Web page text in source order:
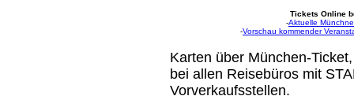
Tickets Online
-Aktuelle
-Vorschau kommender
Karten über München-
bei allen Reisebüros mit
Vorverkaufsstellen.